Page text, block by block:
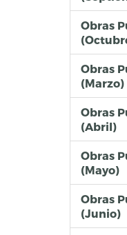
Obras
Obras
(Marzo)
Obras
(Abril)
Obras
(Mayo)
Obras
(Junio)